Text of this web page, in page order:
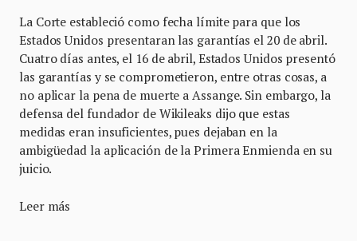
La Corte estableció como fecha límite para que los
Estados Unidos presentaran las garantías el 20 de abril.
Cuatro días antes, el 16 de abril, Estados Unidos presentó
las garantías y se comprometieron, entre otras cosas, a
no aplicar la pena de muerte a Assange. Sin embargo, la
defensa del fundador de Wikileaks dijo que estas
medidas eran insuficientes, pues dejaban en la
ambigüedad la aplicación de la Primera Enmienda en su
juicio.
Leer más